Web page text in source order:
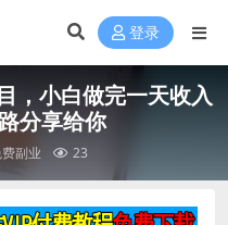
登录
，小白做完一天收入
分享给你
副业 23